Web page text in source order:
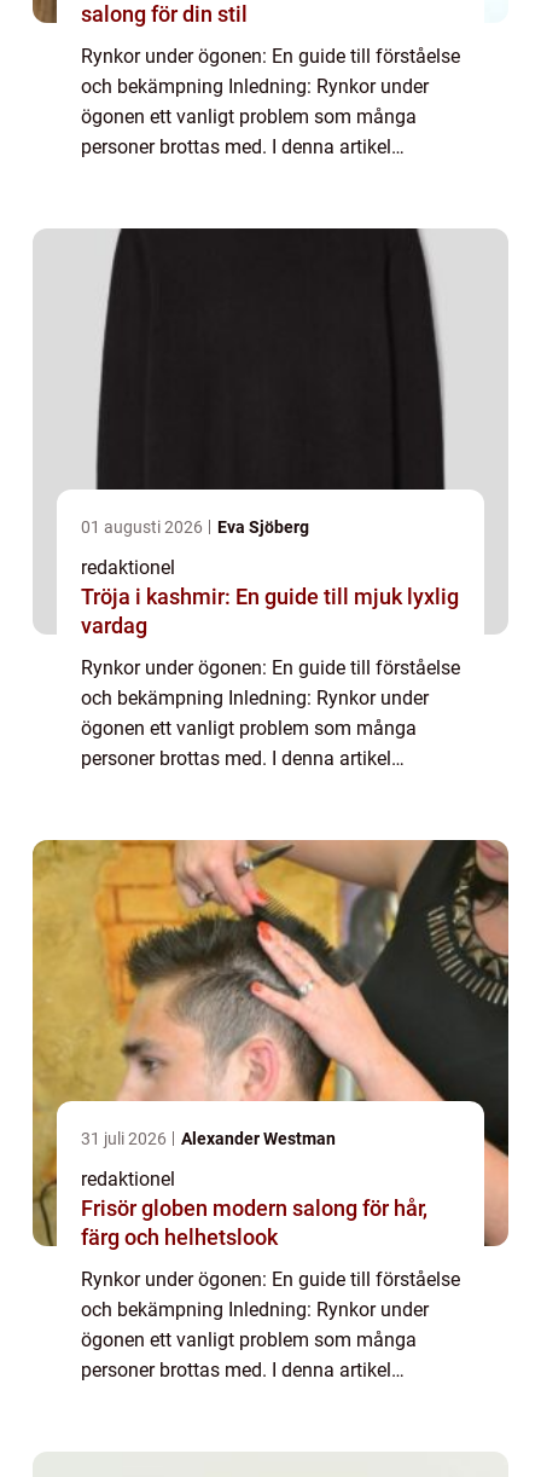
salong för din stil
Rynkor under ögonen: En guide till förståelse
och bekämpning Inledning: Rynkor under
ögonen ett vanligt problem som många
personer brottas med. I denna artikel
olik...
01 augusti 2026 Eva Sjöberg
redaktionel
Tröja i kashmir: En guide till mjuk lyxlig
vardag
Rynkor under ögonen: En guide till förståelse
och bekämpning Inledning: Rynkor under
ögonen ett vanligt problem som många
personer brottas med. I denna artikel
olik...
31 juli 2026 Alexander Westman
redaktionel
Frisör globen modern salong för hår,
färg och helhetslook
Rynkor under ögonen: En guide till förståelse
och bekämpning Inledning: Rynkor under
ögonen ett vanligt problem som många
personer brottas med. I denna artikel